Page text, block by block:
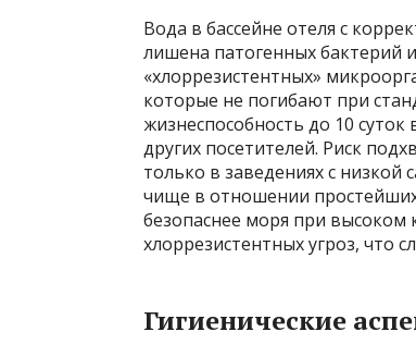
Вода в бассейне отеля с
лишена патогенных бактерий
«хлоррезистентных»
которые не погибают при
жизнеспособность до 10
других посетителей. Риск
только в заведениях с
чище в отношении
безопаснее моря при высоком
хлоррезистентных угроз, что
Гигиенические